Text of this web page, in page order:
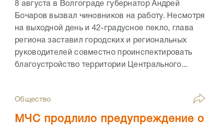
8 августа в Волгограде губернатор Андрей
Бочаров вызвал чиновников на работу. Несмотря
на выходной день и 42-градусное пекло, глава
региона заставил городских и региональных
руководителей совместно проинспектировать
благоустройство территории Центрального...
Общество
МЧС продлило предупреждение о